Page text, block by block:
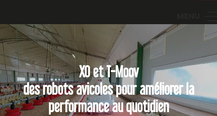
XO et T-Moov
des robots avicoles pour améliorer la
performance au quotidien